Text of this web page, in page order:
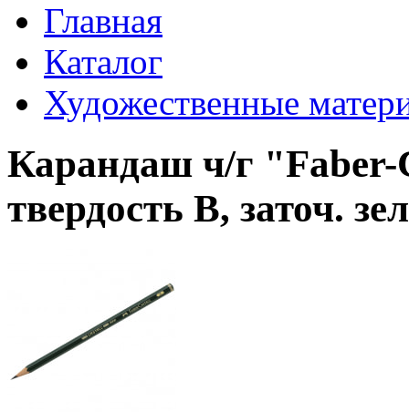
Главная
Каталог
Художественные
Карандаш ч/г "Faber-
твердость B, заточ.